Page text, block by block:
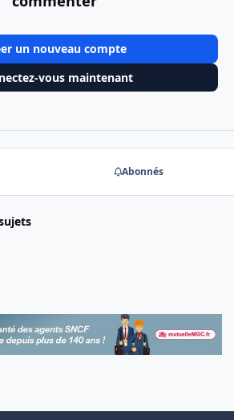
un nouveau compte
vous maintenant
Abonnés